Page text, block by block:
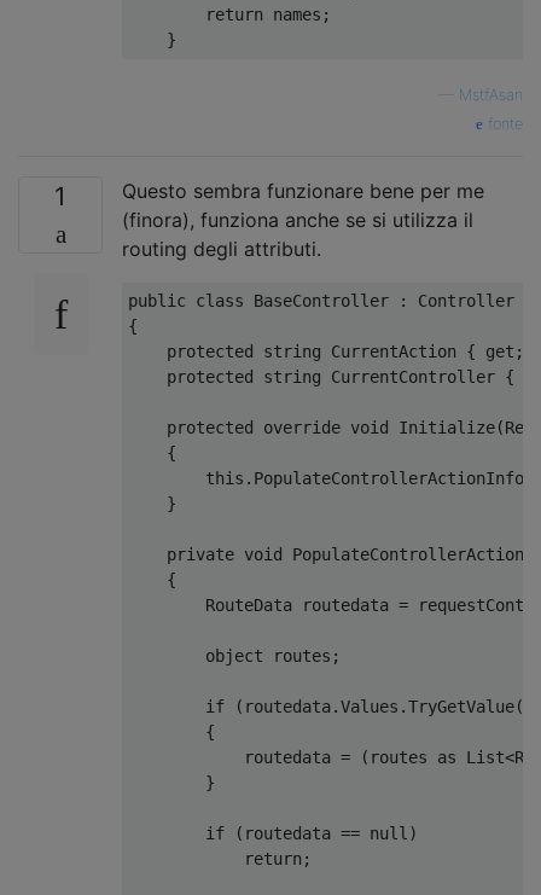
return names ;
}
MstfAsan
fonte
1
Questo sembra funzionare bene per me
(finora), funziona anche se si utilizza il
routing degli attributi.
public class BaseController :
Controller
{
protected
string CurrentAction { get ;
protected
string CurrentController {
protected override void Initialize(
{
this . PopulateControllerActionInfo
}
private void
{
RouteData routedata =
object routes ;
if ( routedata.Values .TryGetValue(
{
            routedata
= ( routes as List<
}
if ( routedata == null )
return ;